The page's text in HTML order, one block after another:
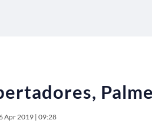
Apr 2019 | 09:28